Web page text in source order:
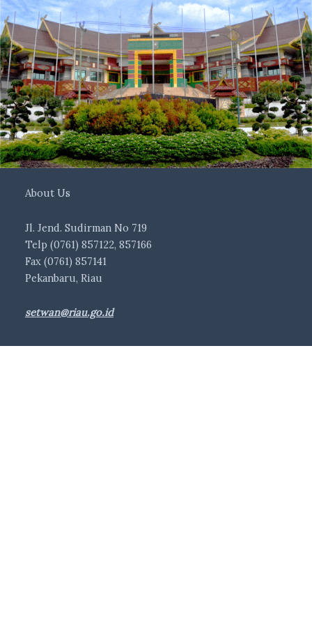
About Us
Jl. Jend. Sudirman No 719
Telp (0761) 857122, 857166
Fax (0761) 857141
Pekanbaru, Riau
setwan@riau.go.id